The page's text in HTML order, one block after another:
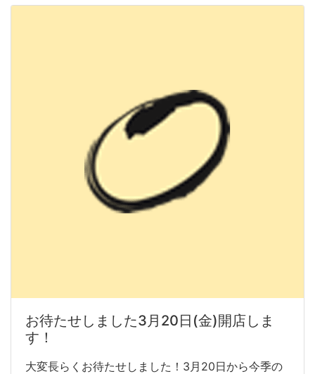
お待たせしました3月20日(金)開店しま
す！
大変長らくお待たせしました！3月20日から今季の